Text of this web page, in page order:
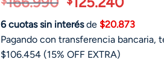
precio
original
era:
$166.990.
actual
es:
6 cuotas sin interésde $20.873
Pagando con transferencia bancaria,
$106.454 (15% OFF EXTRA)